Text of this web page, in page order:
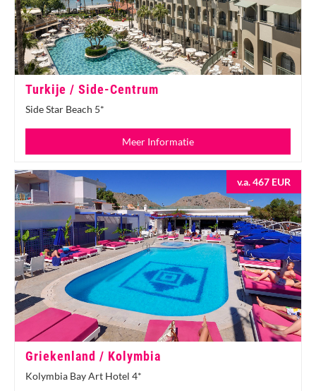
Turkije / Side-Centrum
Side Star Beach 5*
Meer Informatie
v.a. 467 EUR
Griekenland / Kolymbia
Kolymbia Bay Art Hotel 4*